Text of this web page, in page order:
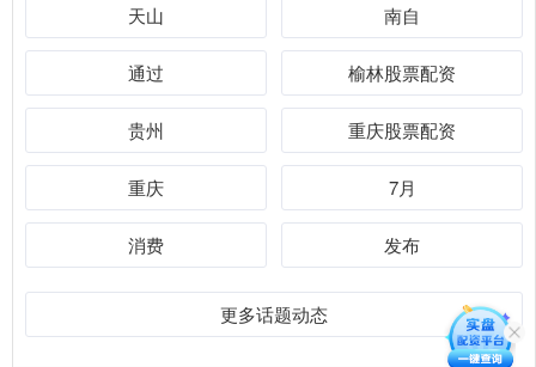
天山 南自
通过 榆林股票配资
贵州 重庆股票配资
重庆 7月
消费 发布
更多话题动态